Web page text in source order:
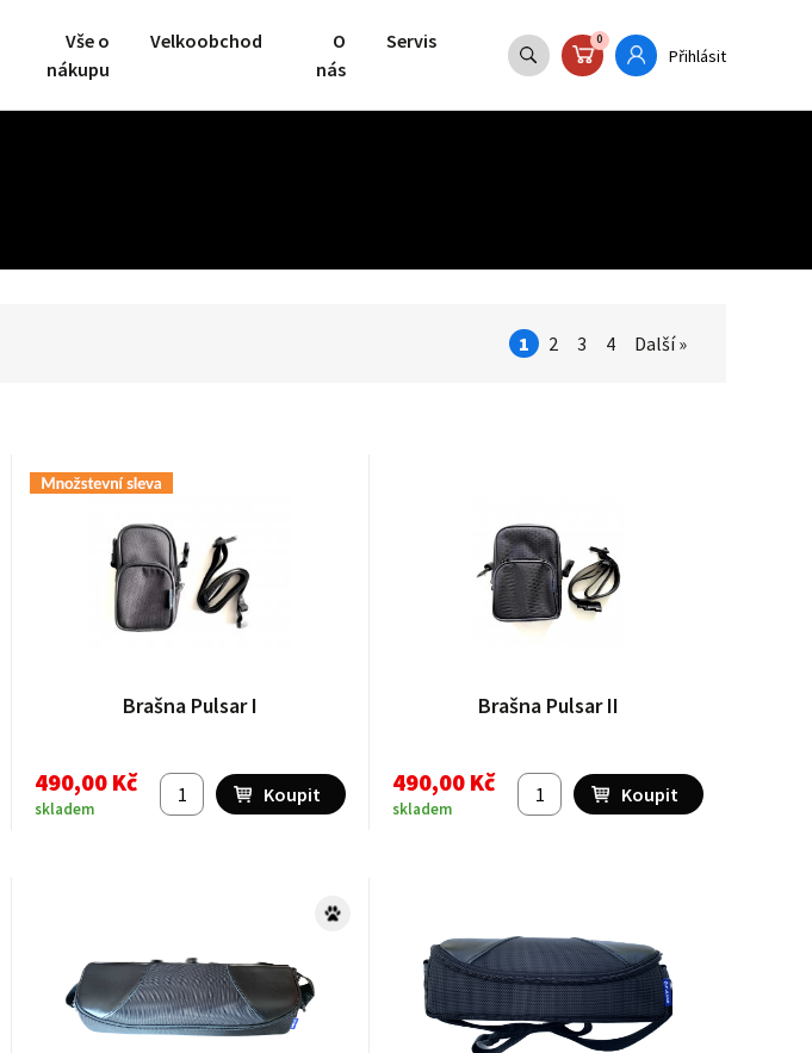
Vše o
nákupu
Velkoobchod
O
nás
Servis 0
Přihlásit
1 2 3 4 Další »
Brašna Pulsar I
490,00 Kč
skladem
Brašna Pulsar II
490,00 Kč
skladem